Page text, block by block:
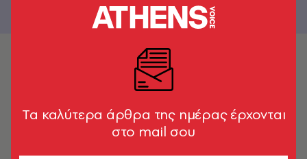
Tα καλύτερα άρθρα της ημέρας έρχονται
στο mail σου